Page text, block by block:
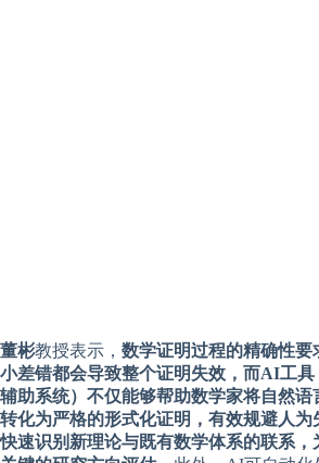
董彬教授表示， 数学证明过程的精确性要
小差错都会导致整个证明失效，而AI工具
辅助系统）不仅能够帮助数学家将自然语
转化为严格的形式化证明，有效规避人为
快速识别新理论与既有数学体系的联系，